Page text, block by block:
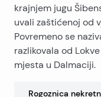
krajnjem jugu
uvali zaštićenoj od
Povremeno se
razlikovala od
mjesta u Dalmaciji.
Rogoznica